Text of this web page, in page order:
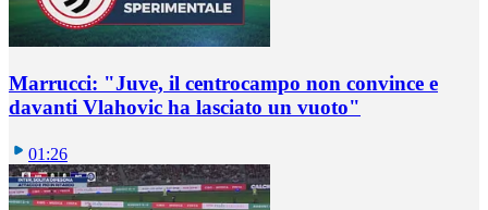
Marrucci: "Juve, il centrocampo non convince e
davanti Vlahovic ha lasciato un vuoto"
01:26